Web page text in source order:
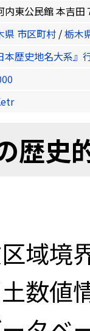
内東公民館 本吉
県 市区町村 /栃木
本歴史地名大系
歴史
域境
数値